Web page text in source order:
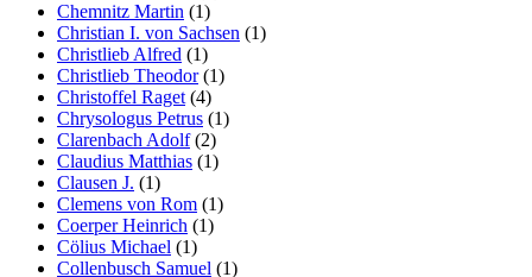
Chemnitz Martin (1)
Christian I. von Sachsen (1)
Christlieb Alfred (1)
Christlieb Theodor(1)
Christoffel Raget (4)
Chrysologus Petrus (1)
Clarenbach Adolf(2)
Claudius Matthias (1)
Clausen J. (1)
Clemens von Rom (1)
Coerper Heinrich (1)
Cölius Michael (1)
Collenbusch Samuel (1)